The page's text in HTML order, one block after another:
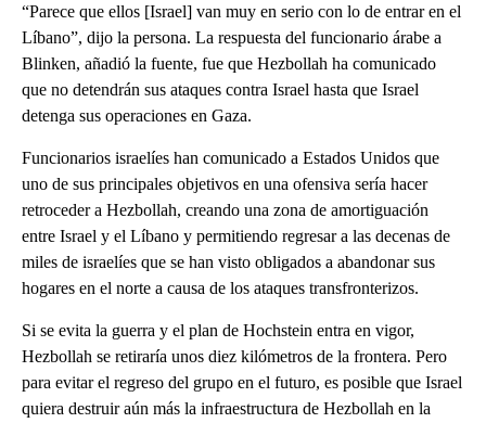
“Parece que ellos [Israel] van muy en serio con lo de entrar en el
Líbano”, dijo la persona. La respuesta del funcionario árabe a
Blinken, añadió la fuente, fue que Hezbollah ha comunicado
que no detendrán sus ataques contra Israel hasta que Israel
detenga sus operaciones en Gaza.
Funcionarios israelíes han comunicado a Estados Unidos que
uno de sus principales objetivos en una ofensiva sería hacer
retroceder a Hezbollah, creando una zona de amortiguación
entre Israel y el Líbano y permitiendo regresar a las decenas de
miles de israelíes que se han visto obligados a abandonar sus
hogares en el norte a causa de los ataques transfronterizos.
Si se evita la guerra y el plan de Hochstein entra en vigor,
Hezbollah se retiraría unos diez kilómetros de la frontera. Pero
para evitar el regreso del grupo en el futuro, es posible que Israel
quiera destruir aún más la infraestructura de Hezbollah en la